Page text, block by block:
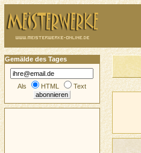
Gemälde des Tages
Als HTML Text